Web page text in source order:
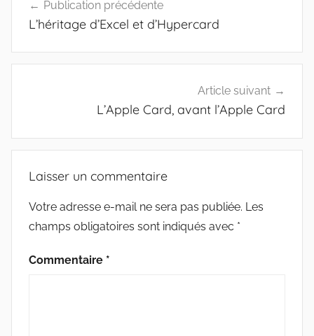
de
Publication précédente
L’héritage d’Excel et d’Hypercard
Article suivant
L’Apple Card, avant l’Apple Card
Laisser un commentaire
Votre adresse e-mail ne sera pas publiée. Les
champs obligatoires sont indiqués avec *
Commentaire *